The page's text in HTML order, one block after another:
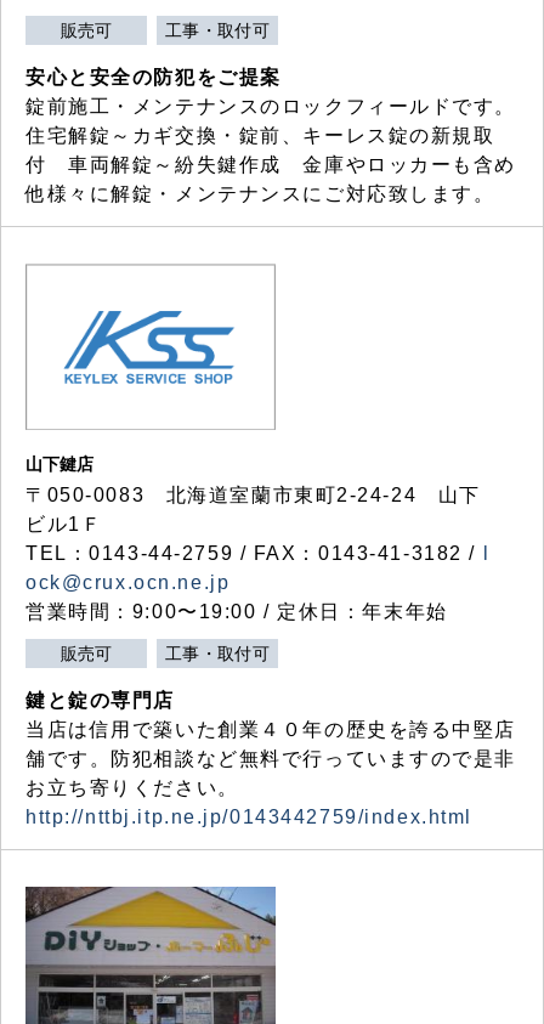
販売可 工事・取付可
安心と安全の防犯をご提案
錠前施工・メンテナンスのロックフィールドです。
住宅解錠～カギ交換・錠前、キーレス錠の新規取
付 車両解錠～紛失鍵作成 金庫やロッカーも含め
他様々に解錠・メンテナンスにご対応致します。
山下鍵店
〒050-0083 北海道室蘭市東町2-24-24 山下
ビル1Ｆ
TEL：0143-44-2759 / FAX：0143-41-3182 /
ock@crux.ocn.ne.jp
営業時間：9:00〜19:00 / 定休日：年末年始
販売可 工事・取付可
鍵と錠の専門店
当店は信用で築いた創業４０年の歴史を誇る中堅店
舗です。防犯相談など無料で行っていますので是非
お立ち寄りください。
http://nttbj.itp.ne.jp/0143442759/index.html